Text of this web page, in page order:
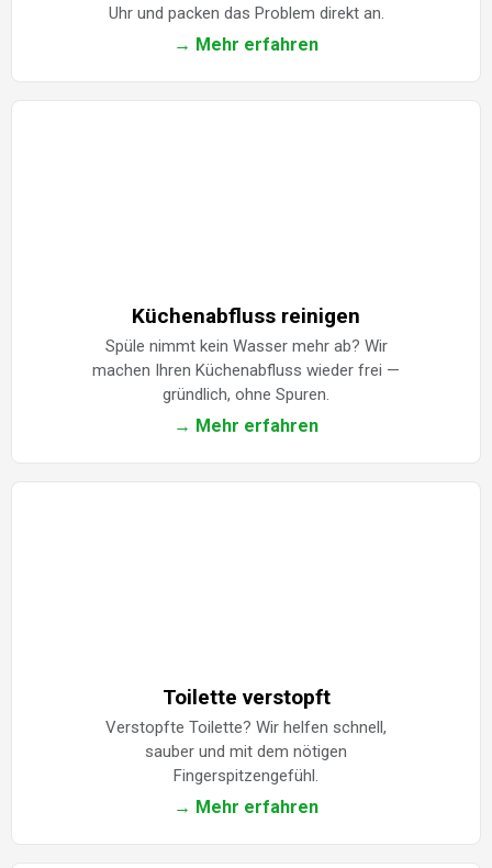
Uhr und packen das Problem direkt an.
→ Mehr erfahren
Küchenabfluss reinigen
Spüle nimmt kein Wasser mehr ab? Wir
machen Ihren Küchenabfluss wieder frei —
gründlich, ohne Spuren.
→ Mehr erfahren
Toilette verstopft
Verstopfte Toilette? Wir helfen schnell,
sauber und mit dem nötigen
Fingerspitzengefühl.
→ Mehr erfahren